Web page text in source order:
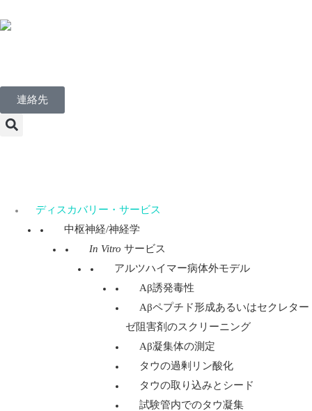
連絡先
ディスカバリー・サービス
中枢神経/神経学
In Vitro サービス
アルツハイマー病体外モデル
Aβ誘発毒性
Aβペプチド形成あるいはセクレター
ゼ阻害剤のスクリーニング
Aβ凝集体の測定
タウの過剰リン酸化
タウの取り込みとシード
試験管内でのタウ凝集